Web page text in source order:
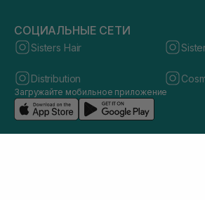
СОЦИАЛЬНЫЕ СЕТИ
Sisters Hair
Distribution
Загружайте мобильное приложение